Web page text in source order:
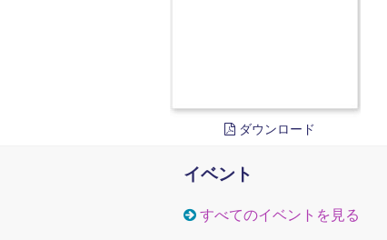
ダウンロード
イベント
すべてのイベントを見る